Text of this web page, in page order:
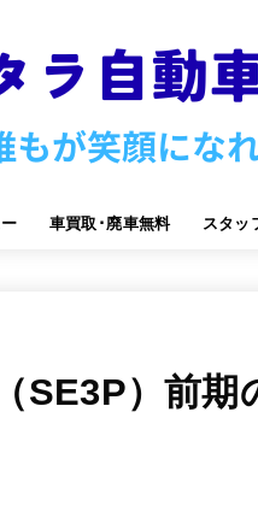
車買取･廃車無料 スタッ
SE3P）前期